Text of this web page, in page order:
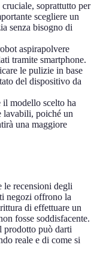
cruciale, soprattutto per
scegliere un
senza bisogno di
aspirapolvere
tramite smartphone.
le pulizie in base
del dispositivo da
il modello scelto ha
lavabili, poiché un
una maggiore
le recensioni degli
negozi offrono la
di effettuare un
fosse soddisfacente.
prodotto può darti
reale e di come si